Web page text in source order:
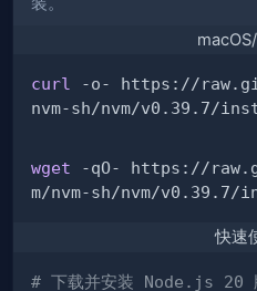
curl
-o- https://
nvm-sh/nvm/v0.39.7/
wget -qO- https://
m/nvm-sh/nvm/
快速
# 下载并安装 Node.js 20